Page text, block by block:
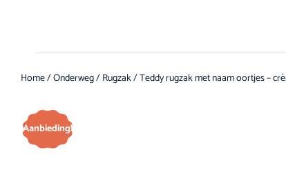
Home/Onderweg/Rugzak/ Teddy rugzak met naam oortjes –
Aanbieding!